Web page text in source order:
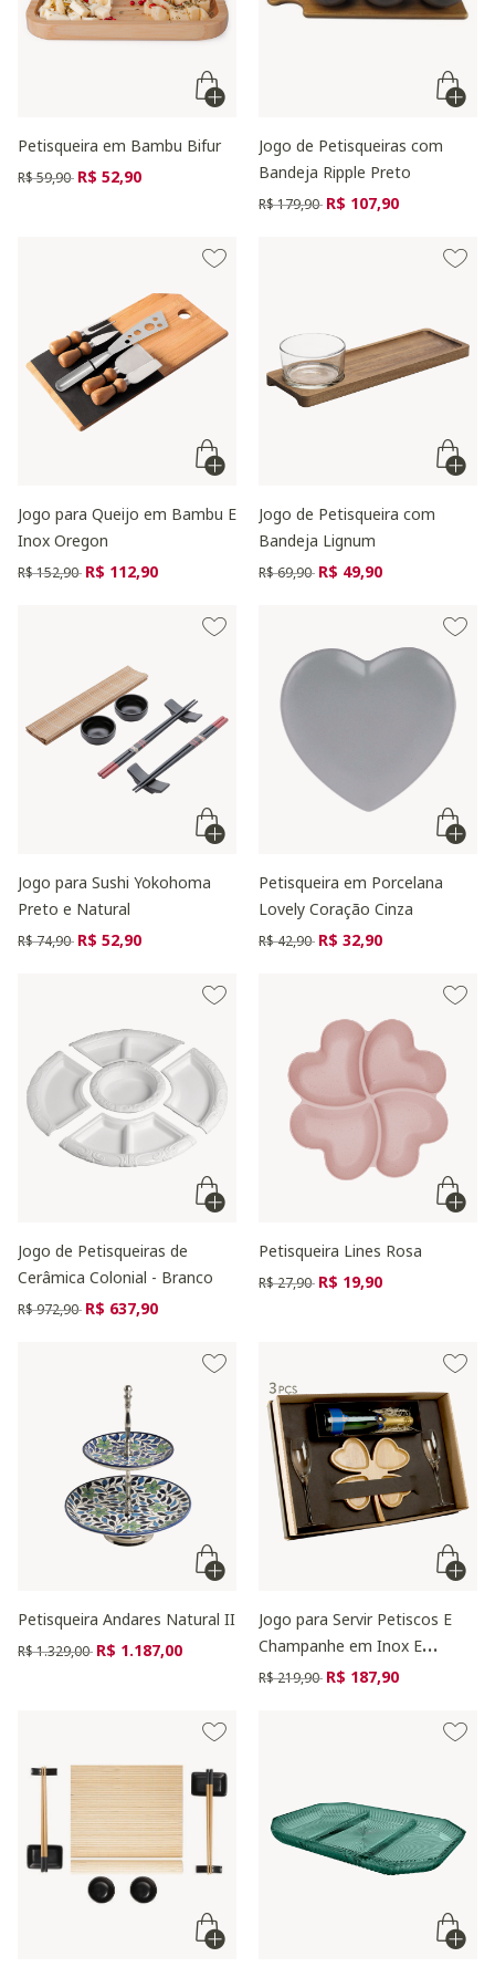
Petisqueira em Bambu Bifur
Preço reduzido de
R$ 59,90 para
R$ 52,90
Jogo de Petisqueiras com
Bandeja Ripple Preto
Preço reduzido de
R$ 179,90 para
R$ 107,90
Jogo para Queijo em Bambu E
Inox Oregon
Preço reduzido de
R$ 152,90 para
R$ 112,90
Jogo de Petisqueira com
Bandeja Lignum
Preço reduzido de
R$ 69,90 para
R$ 49,90
Jogo para Sushi Yokohoma
Preto e Natural
Preço reduzido de
R$ 74,90 para
R$ 52,90
Petisqueira em Porcelana
Lovely Coração Cinza
Preço reduzido de
R$ 42,90 para
R$ 32,90
Jogo de Petisqueiras de
Cerâmica Colonial - Branco
Preço reduzido de
R$ 972,90 para
R$ 637,90
Petisqueira Lines Rosa
Preço reduzido de
R$ 27,90 para
R$ 19,90
Petisqueira Andares Natural II
Preço reduzido de
R$ 1.329,00 para
R$ 1.187,00
Jogo para Servir Petiscos E
Champanhe em Inox E
Bambu Kendrick
Preço reduzido de
R$ 219,90 para
R$ 187,90